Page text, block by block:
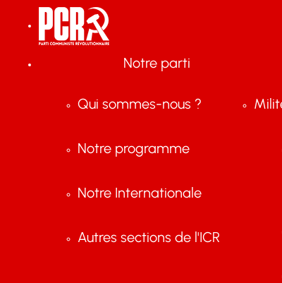
Notre parti
Qui sommes-nous ?
Notre programme
Notre Internationale
Autres sections de l'ICR